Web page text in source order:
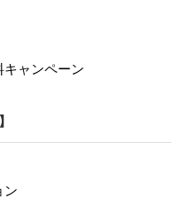
ャンペーン
ン